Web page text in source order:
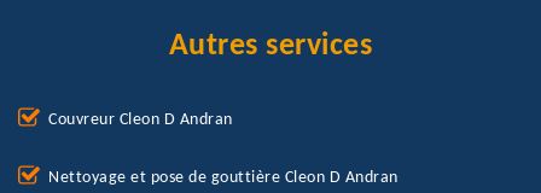
Autres services
Couvreur Cleon D Andran
Nettoyage et pose de gouttière Cleon D Andran